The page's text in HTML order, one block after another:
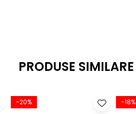
PRODUSE SIMILARE
-20% -18%